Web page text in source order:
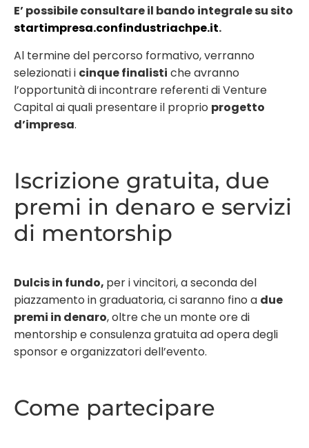
E’ possibile consultare il bando integrale su sito
startimpresa.confindustriachpe.it.
Al termine del percorso formativo, verranno
selezionati i cinque finalisti che avranno
l’opportunità di incontrare referenti di Venture
Capital ai quali presentare il proprio progetto
d’impresa.
Iscrizione gratuita, due
premi in denaro e servizi
di mentorship
Dulcis in fundo, per i vincitori, a seconda del
piazzamento in graduatoria, ci saranno fino a due
premi in denaro, oltre che un monte ore di
mentorship e consulenza gratuita ad opera degli
sponsor e organizzatori dell’evento.
Come partecipare